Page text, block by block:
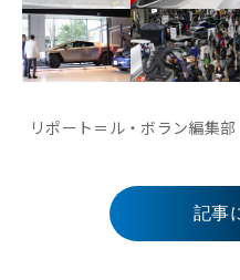
リポート＝ル・ボラン編集
記事